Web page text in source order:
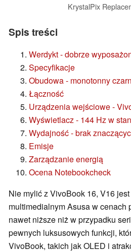
Spis treści
Werdykt - dobrze
Specyfikacje
Obudowa - monotonny
Łączność
Urządzenia wejściowe -
Wyświetlacz - 144 Hz w
Wydajność - brak
Emisje
Zarządzanie energią
Ocena Notebookcheck
Nie mylić z VivoBook 16, V16
multimedialnym Asusa w cenach
nawet niższe niż w przypadku
pewnych luksusowych funkcji,
VivoBook, takich jak OLED i